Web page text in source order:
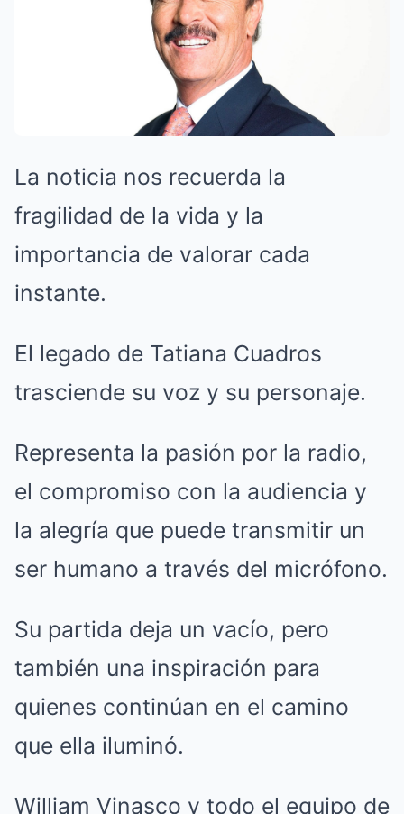
La noticia nos recuerda la
fragilidad de la vida y la
importancia de valorar cada
instante.
El legado de Tatiana Cuadros
trasciende su voz y su personaje.
Representa la pasión por la radio,
el compromiso con la audiencia y
la alegría que puede transmitir un
ser humano a través del micrófono.
Su partida deja un vacío, pero
también una inspiración para
quienes continúan en el camino
que ella iluminó.
William Vinasco y todo el equipo de